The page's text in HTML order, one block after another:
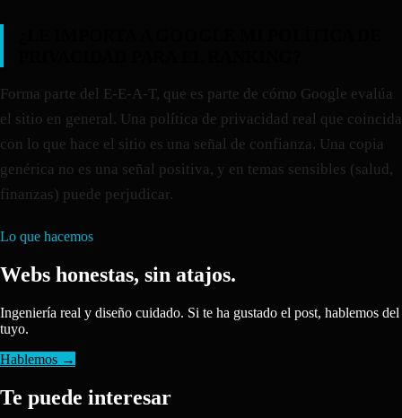
Forma parte del E-E-A-T, que es parte de cómo Google evalúa
el sitio en general. Una política de privacidad real que coincida
con lo que hace el sitio es una señal de confianza. Una copia
genérica no es una señal positiva, y en temas sensibles (salud,
finanzas) puede perjudicar.
Lo que hacemos
Webs honestas, sin atajos.
Ingeniería real y diseño cuidado. Si te ha gustado el post, hablemos del
tuyo.
Hablemos →
Te puede interesar